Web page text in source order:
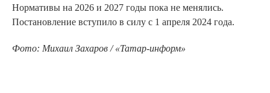
Нормативы на 2026 и 2027 годы пока не менялись.
Постановление вступило в силу с 1 апреля 2024 года.
Фото: Михаил Захаров / «Татар-информ»